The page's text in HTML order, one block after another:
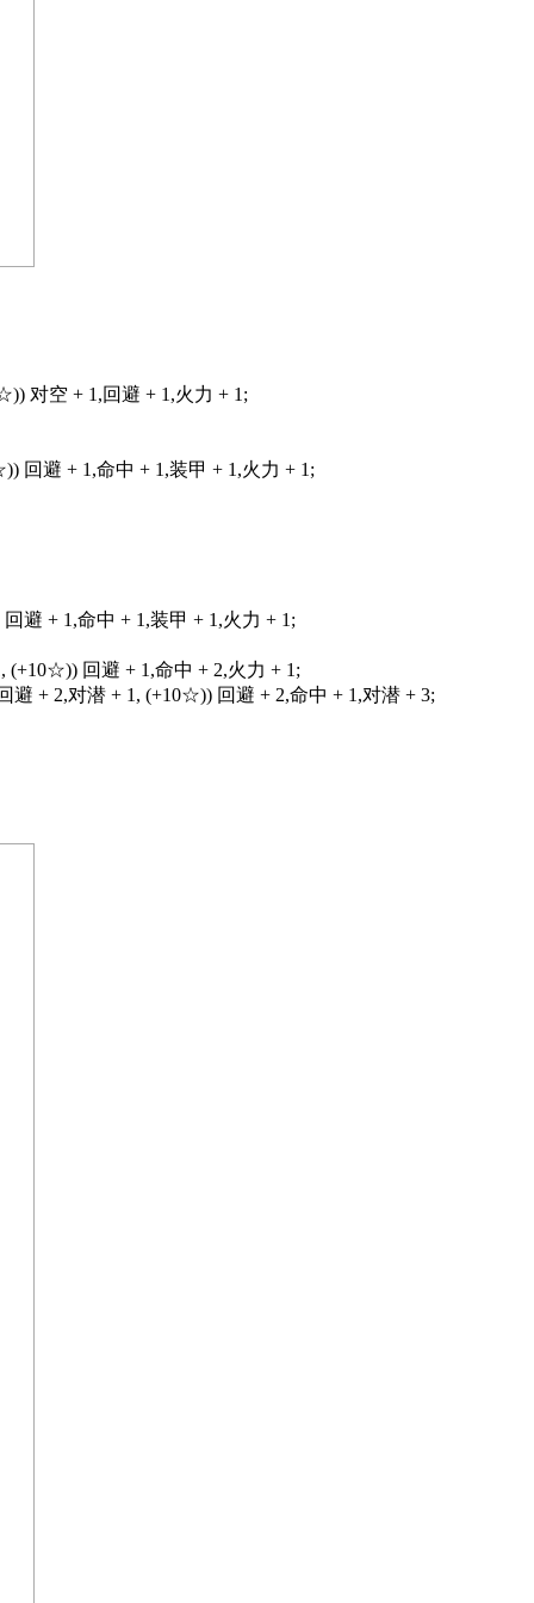
对空 + 1,回避 + 1,火力 + 1;
回避 + 1,命中 + 1,装甲 + 1,火力 + 1;
避 + 1,命中 + 1,装甲 + 1,火力 + 1;
回避 + 1,命中 + 2,火力 + 1;
+ 2,对潜 + 1, (+10☆)) 回避 + 2,命中 + 1,对潜 + 3;